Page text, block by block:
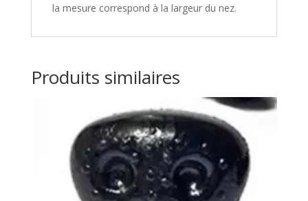
la mesure correspond à la largeur du nez.
Produits similaires